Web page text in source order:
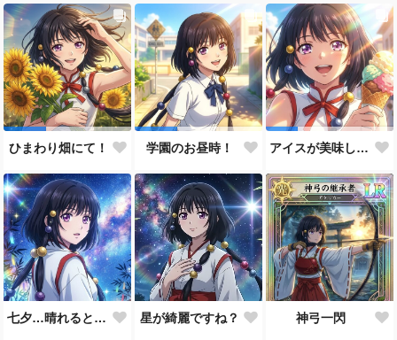
ひまわり畑にて！ 学園のお昼時！ アイスが美味しい季節です
七夕…晴れると良いなぁ。 星が綺麗ですね？ 神弓一閃